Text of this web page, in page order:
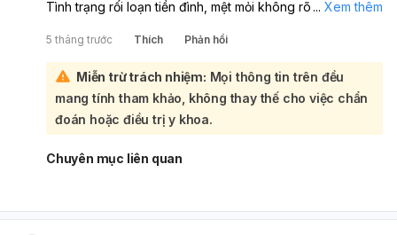
Tình trạng rối loạn tiền đình, mệt mỏi không rõ nguyên
khi ngủ như tỉnh dậy không cử động được, khó thở (có
thể là dấu hiệu của ngưng thở khi ngủ hoặc liệt khi ngủ)
cần được thăm khám kỹ lưỡng:
Cảm giác mệt mỏi ngang như hạ đường huyết khi đi làm
cũng gợi ý đến các vấn đề về chuyển hóa hoặc thiếu
máu. Trong bối cảnh các triệu chứng đa dạng và ảnh
hưởng đến chất lượng cuộc sống như vậy, việc tự chẩn
trị phù hợp, bạn nên đến gặp bác sĩ. Ban đầu, bạn có thể
... Xem thêm
5 tháng trước Thích Phản hồi
Miễn trừ trách nhiệm: Mọi thông tin trên đều
mang tính tham khảo, không thay thế cho việc chẩn
đoán hoặc điều trị y khoa.
Chuyên mục liên quan